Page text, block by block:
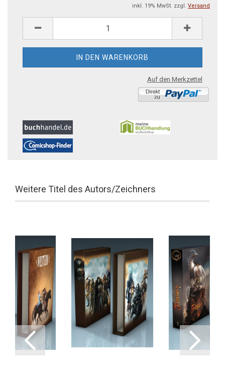
inkl. 19% MwSt. zzgl. Versand
Auf den Merkzettel
Weitere Titel des Autors/Zeichners